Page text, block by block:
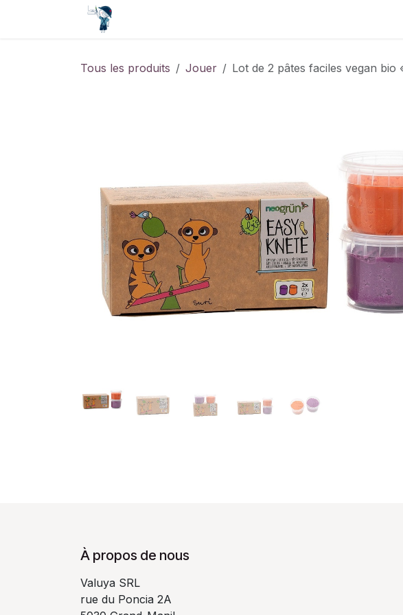
Se rendre au contenu
Tous les produits Jouer Lot de 2 pâtes faciles vegan
À propos de nous
Valuya SRL
rue du Poncia 2A